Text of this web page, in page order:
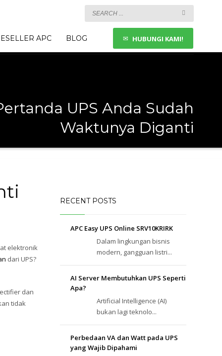
APC BLOG HUBUNGI KAMI!
UPS Anda Sudah
Waktunya Diganti
elektronik
dari UPS?
dan
tidak
RECENT POSTS
APC Easy UPS Online SRV10KRIRK
Dalam lingkungan bisnis
modern, gangguan listri...
AI Server Membutuhkan UPS Seperti
Apa?
Artificial Intelligence (AI)
bukan lagi teknolo...
Perbedaan VA dan Watt pada UPS
yang Wajib Dipahami